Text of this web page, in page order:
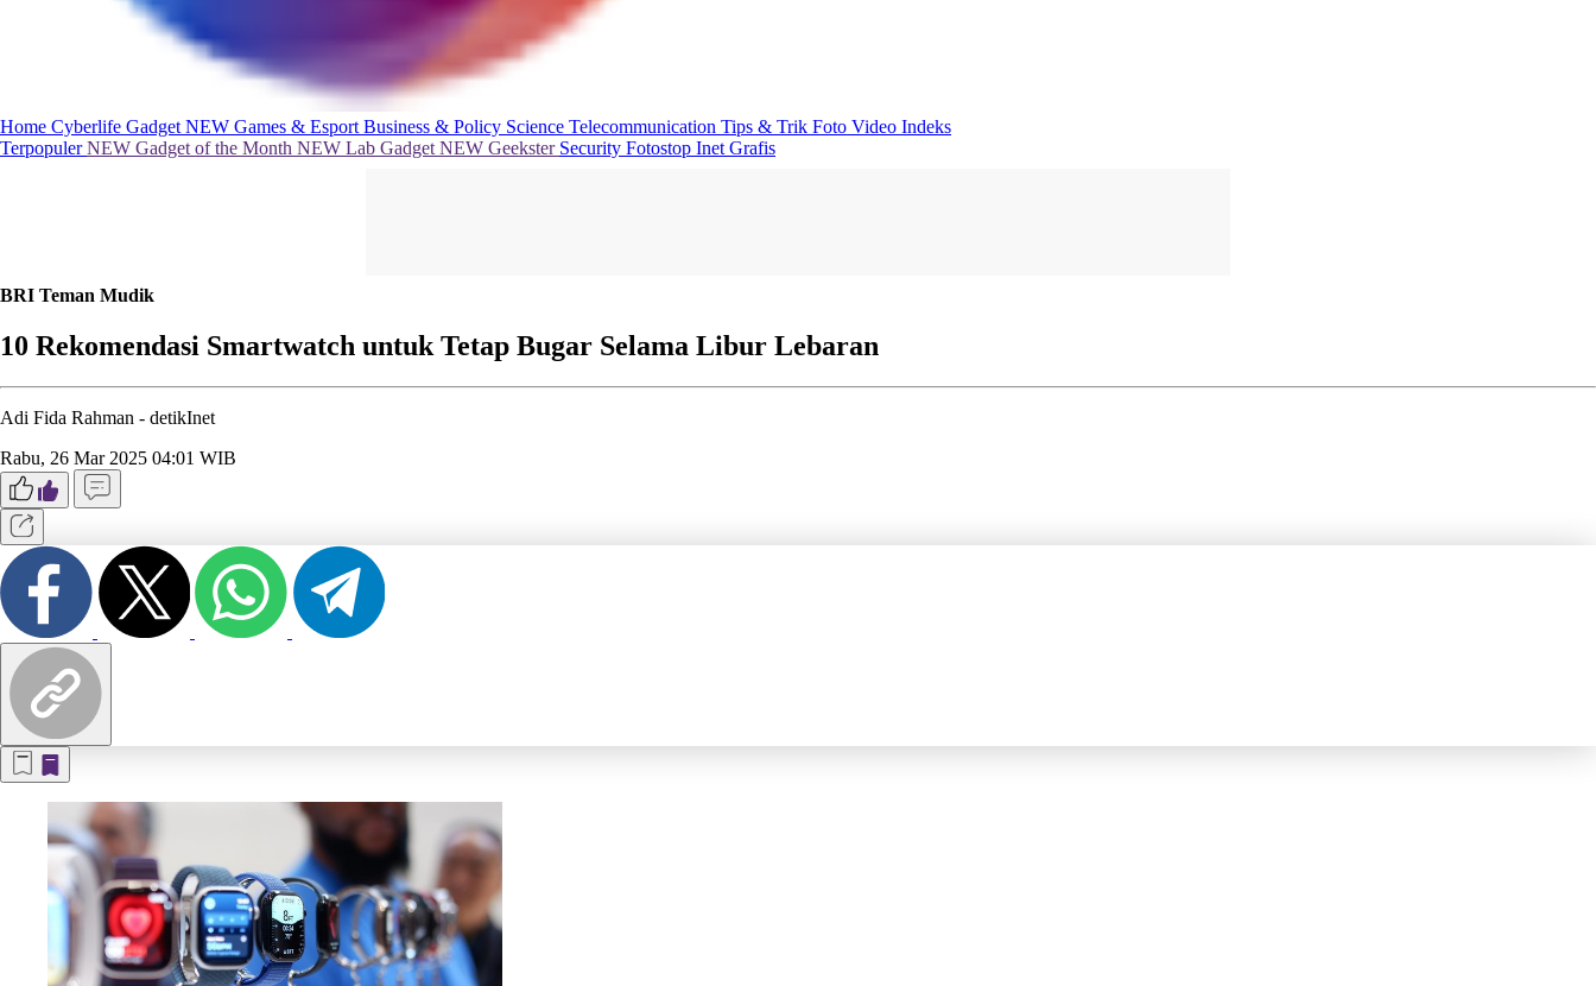
Home Cyberlife Gadget NEW Games & Esport Business & Policy Science Telecommunication Tips & Trik Foto Video Indeks
TerpopulerNEW Gadget of the Month NEW Lab Gadget NEW Geekster Security Fotostop Inet Grafis
BRI Teman Mudik
10 Rekomendasi Smartwatch untuk Tetap Bugar Selama Libur Lebaran
Adi Fida Rahman - detikInet
Rabu, 26 Mar 2025 04:01 WIB